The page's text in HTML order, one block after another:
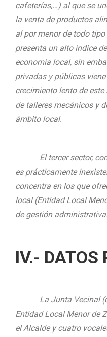
cafeterías,…) al que se
la venta de productos
al por menor de todo
presenta un alto índice
economía local, sin
privadas y públicas
crecimiento lento de
de talleres mecánicos y
ámbito local.
El tercer sector,
es prácticamente
concentra en los que
local (Entidad Local
de gestión administrativa.
IV.- DATOS
La Junta Vecinal
Entidad Local Menor de
el Alcalde y cuatro